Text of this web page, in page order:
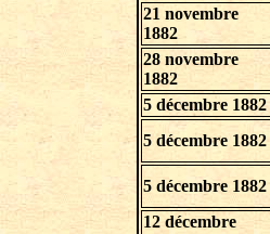
21 novembre
1882
28 novembre
1882
5 décembre 1882
5 décembre 1882
5 décembre 1882
12 décembre